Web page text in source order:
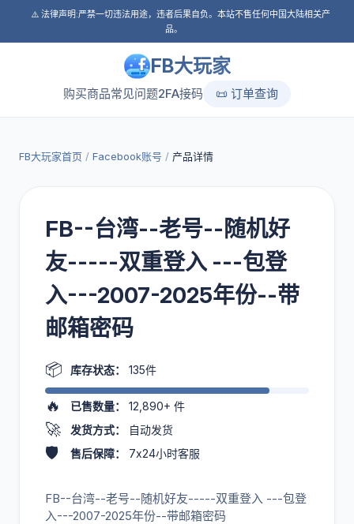
⚠️ 法律声明:严禁一切违法用途，违者后果自负。本站不售任何中国大陆相关产
品。
FB大玩家
购买商品常见问题2FA接码 📜 订单查询
FB大玩家首页 / Facebook账号 / 产品详情
FB--台湾--老号--随机好
友-----双重登入 ---包登
入---2007-2025年份--带
邮箱密码
📦 库存状态： 135件
🔥 已售数量： 12,890+ 件
🚀 发货方式： 自动发货
🛡️ 售后保障： 7x24小时客服
FB--台湾--老号--随机好友-----双重登入 ---包登
入---2007-2025年份--带邮箱密码